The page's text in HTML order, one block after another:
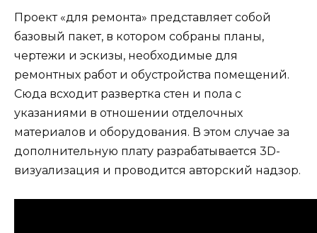
Проект «для ремонта» представляет собой
базовый пакет, в котором собраны планы,
чертежи и эскизы, необходимые для
ремонтных работ и обустройства помещений.
Сюда всходит развертка стен и пола с
указаниями в отношении отделочных
материалов и оборудования. В этом случае за
дополнительную плату разрабатывается 3D-
визуализация и проводится авторский надзор.